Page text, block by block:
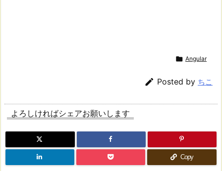
 Angular
 Posted by ちこ
よろしければシェアお願いします
Copy